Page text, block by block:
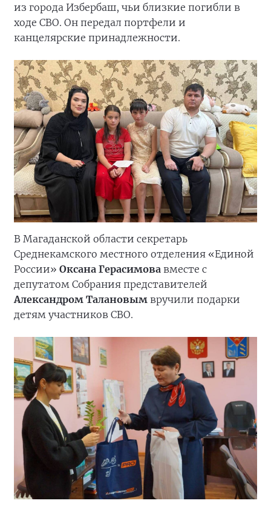
из города Избербаш, чьи близкие погибли в
ходе СВО. Он передал портфели и
канцелярские принадлежности.
В Магаданской области секретарь
Среднекамского местного отделения «Единой
России» Оксана Герасимова вместе с
депутатом Собрания представителей
Александром Талановым вручили подарки
детям участников СВО.